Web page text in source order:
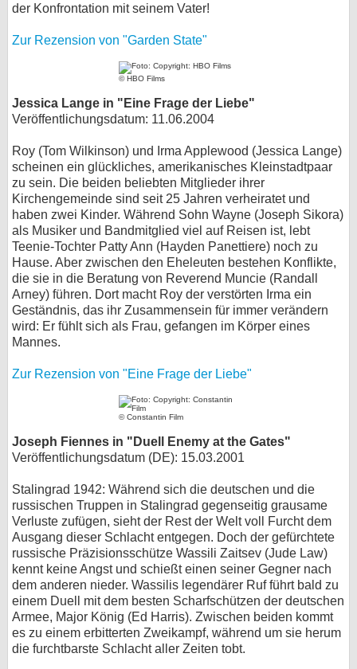
der Konfrontation mit seinem Vater!
Zur Rezension von "Garden State"
© HBO Films
Jessica Lange in "Eine Frage der Liebe"
Veröffentlichungsdatum: 11.06.2004
Roy (Tom Wilkinson) und Irma Applewood (Jessica Lange)
scheinen ein glückliches, amerikanisches Kleinstadtpaar
zu sein. Die beiden beliebten Mitglieder ihrer
Kirchengemeinde sind seit 25 Jahren verheiratet und
haben zwei Kinder. Während Sohn Wayne (Joseph Sikora)
als Musiker und Bandmitglied viel auf Reisen ist, lebt
Teenie-Tochter Patty Ann (Hayden Panettiere) noch zu
Hause. Aber zwischen den Eheleuten bestehen Konflikte,
die sie in die Beratung von Reverend Muncie (Randall
Arney) führen. Dort macht Roy der verstörten Irma ein
Geständnis, das ihr Zusammensein für immer verändern
wird: Er fühlt sich als Frau, gefangen im Körper eines
Mannes.
Zur Rezension von "Eine Frage der Liebe"
© Constantin Film
Joseph Fiennes in "Duell Enemy at the Gates"
Veröffentlichungsdatum (DE): 15.03.2001
Stalingrad 1942: Während sich die deutschen und die
russischen Truppen in Stalingrad gegenseitig grausame
Verluste zufügen, sieht der Rest der Welt voll Furcht dem
Ausgang dieser Schlacht entgegen. Doch der gefürchtete
russische Präzisionsschütze Wassili Zaitsev (Jude Law)
kennt keine Angst und schießt einen seiner Gegner nach
dem anderen nieder. Wassilis legendärer Ruf führt bald zu
einem Duell mit dem besten Scharfschützen der deutschen
Armee, Major König (Ed Harris). Zwischen beiden kommt
es zu einem erbitterten Zweikampf, während um sie herum
die furchtbarste Schlacht aller Zeiten tobt.